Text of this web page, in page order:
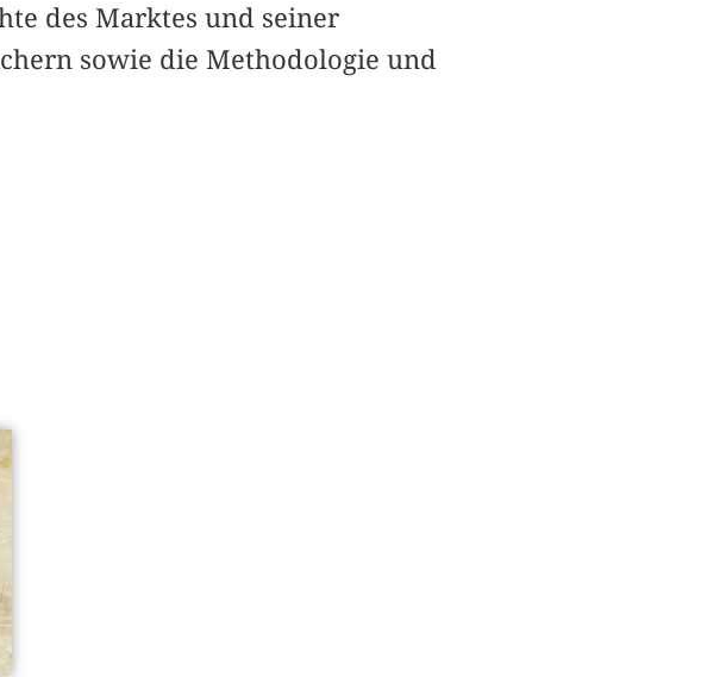
des Marktes und seiner
sowie die Methodologie und